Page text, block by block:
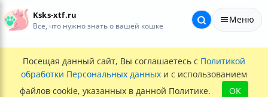
Ksks-xtf.ru
Все, что нужно знать о вашей кошке
Меню
Посещая данный сайт, Вы соглашаетесь с Политикой
обработки Персональных данных и с использованием
файлов cookie, указанных в данной Политике.
OK